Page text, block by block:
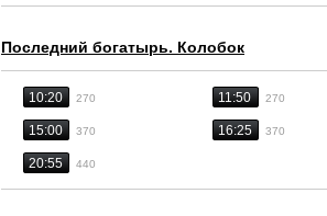
Последний богатырь. Колобок
10:20 270 11:50 270
15:00 370 16:25 370
20:55 440